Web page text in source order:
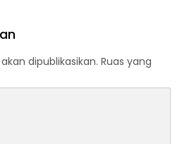
dipublikasikan. Ruas yang